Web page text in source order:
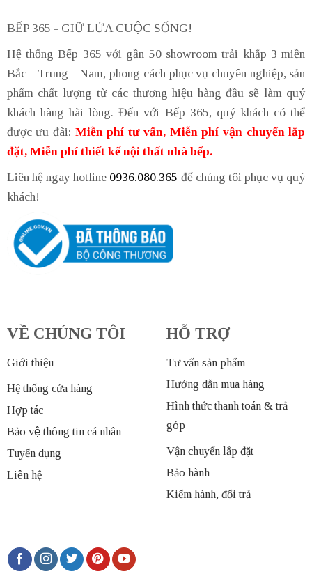
BẾP 365 - GIỮ LỬA CUỘC SỐNG!
Hệ thống Bếp 365 với gần 50 showroom trải khắp 3 miền
Bắc - Trung - Nam, phong cách phục vụ chuyên nghiệp, sản
phẩm chất lượng từ các thương hiệu hàng đầu sẽ làm quý
khách hàng hài lòng. Đến với Bếp 365, quý khách có thể
được ưu đãi: Miễn phí tư vấn, Miễn phí vận chuyển lắp
đặt, Miễn phí thiết kế nội thất nhà bếp.
Liên hệ ngay hotline 0936.080.365 để chúng tôi phục vụ quý
khách!
VỀ CHÚNG TÔI
Giới thiệu
Hệ thống cửa hàng
Hợp tác
Bảo vệ thông tin cá nhân
Tuyển dụng
Liên hệ
HỖ TRỢ
Tư vấn sản phẩm
Hướng dẫn mua hàng
Hình thức thanh toán & trả
góp
Vận chuyển lắp đặt
Bảo hành
Kiểm hành, đổi trả